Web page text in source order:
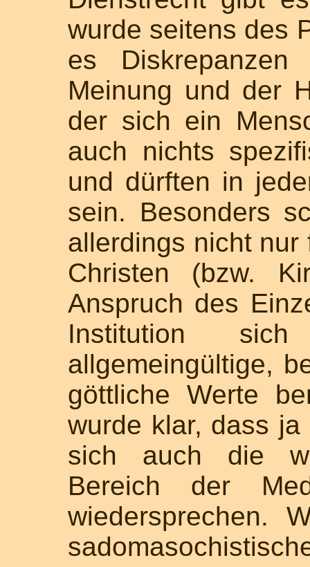
wurde seitens des
es
Meinung und der
der sich ein
auch nichts
und dürften in
sein. Besonders
allerdings nicht nur
Christen (bzw.
Anspruch des
Institution
allgemeingültige,
göttliche Werte
wurde klar, dass
sich auch die
Bereich der
wiedersprechen.